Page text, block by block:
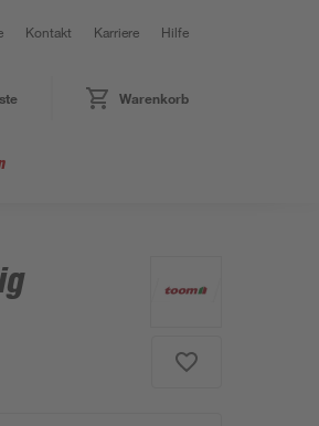
Kontakt Karriere Hilfe
Warenkorb